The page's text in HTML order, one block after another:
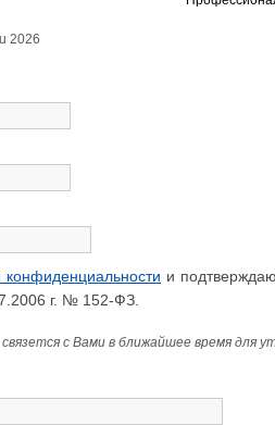
2026
конфиденциальности и
г. № 152-ФЗ.
с Вами в ближайшее время для